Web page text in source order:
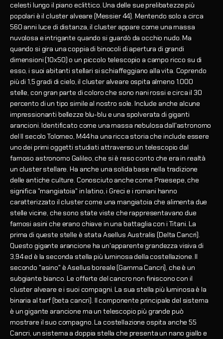
celesti lungo il piano eclittico. Una delle sue prelibatezze più
popolari è il cluster alveare (Messier 44). Mentendo solo a circa
560 anni luce di distanza, il cluster appare come una massa
nuvolosa e intrigante quando si guardò da occhio nudo. Ma
quando si gira una coppia di binocoli di apertura di grandi
dimensioni (10x50) o un piccolo telescopio a campo ricco su di
esso, i suoi abitanti stellari si schiaffeggiano alla vita. Coprendo
più di 1,5 gradi di cielo, il cluster alveare ospita almeno 1.000
stelle, con gran parte di coloro che sono nani rossi e circa il 30
percento di un tipo simile al nostro sole. Include anche alcune
impressionanti bellezze blu-blu e una spolverata di giganti
arancioni. Identificato come una massa nebulosa dall'astronomo
del II secolo Tolomeo, M44 ha una ricca storia che include essere
uno dei primi oggetti studiati attraverso un telescopio dal
famoso astronomo Galileo, che si è reso conto che era in realtà
un cluster stellare. Ha anche una solida base nella tradizione
delle antiche culture. Conosciuto anche come Praesepe, che
significa "mangiatoia" in latino, i Greci e i romani hanno
caratterizzato il cluster come una mangiatoia che alimenta due
stelle vicine, che sono state viste che rappresentavano due
famosi asini che erano chiave in una battaglia con i Titani. La
prima di queste stelle è stata Asellus Australis (Delta Cancri).
Questo gigante arancione ha un'apparente grandezza visiva di
3,94 ed è la seconda stella più luminosa della costellazione. Il
secondo "asino" è Asellus boreale (Gamma Cancri), che è un
subgiante bianco. Le offerte del cancro non finiscono con il
cluster alveare e i suoi compagni. La sua stella più luminosa è la
binaria al tarf (beta cancri). Il componente principale del sistema
è un gigante arancione ma un telescopio più grande può
mostrare il suo compagno. La costellazione ospita anche 55
Cancri, un sistema a doppia stella che presenta un nano giallo e